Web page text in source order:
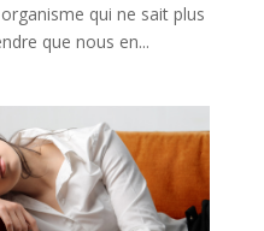
qui ne sait plus
que nous en...